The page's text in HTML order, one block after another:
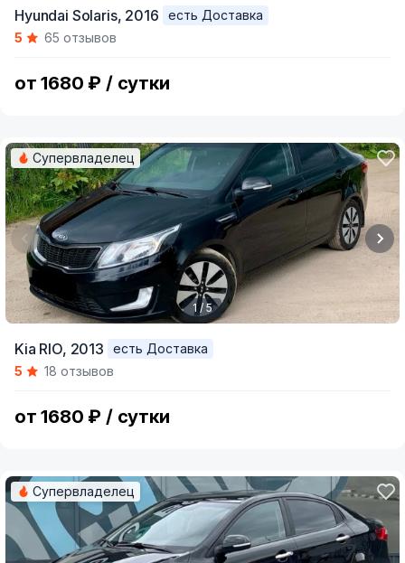
of
Hyundai Solaris, 2016
есть Доставка
5
65 отзывов
от 1680 ₽ / сутки
of
Супервладелец
1 / 5
Kia RIO, 2013
есть Доставка
5
18 отзывов
от 1680 ₽ / сутки
Супервладелец